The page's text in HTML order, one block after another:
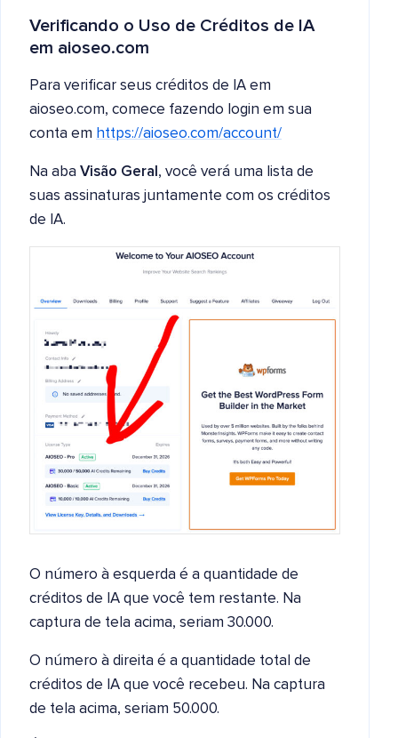
Verificando o Uso de Créditos de IA
em aioseo.com
Para verificar seus créditos de IA em
aioseo.com, comece fazendo login em sua
conta em https://aioseo.com/account/
Na aba Visão Geral , você verá uma lista de
suas assinaturas juntamente com os créditos
de IA.
O número à esquerda é a quantidade de
créditos de IA que você tem restante. Na
captura de tela acima, seriam 30.000.
O número à direita é a quantidade total de
créditos de IA que você recebeu. Na captura
de tela acima, seriam 50.000.